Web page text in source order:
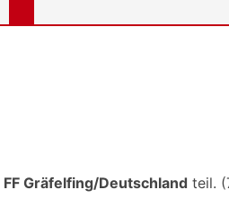
FF Gräfelfing/Deutschland teil.